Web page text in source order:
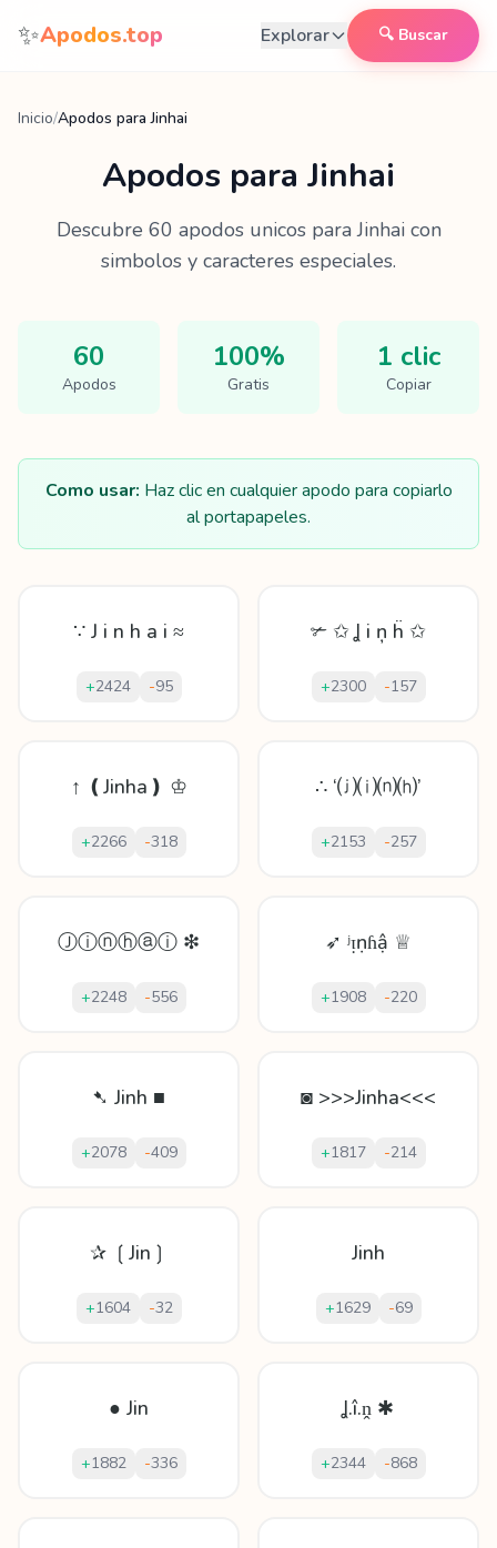
Saltar al contenido
✨Apodos.top Explorar 🔍 Buscar
Inicio/Apodos para Jinhai
Apodos para Jinhai
Descubre 60 apodos unicos paraJinhaicon
simbolos y caracteres especiales.
60
Apodos
100%
Gratis
1 clic
Copiar
Como usar: Haz clic en cualquier apodo para copiarlo
al portapapeles.
∵ J i n h a i ≈
+2424 -95
✃ ✩ Ʝ і ņ ḧ ✩
+2300 -157
↑ ❪Jinha❫ ♔
+2266 -318
∴ ‘⒥⒤⒩⒣’
+2153 -257
Ⓙⓘⓝⓗⓐⓘ ❇
+2248 -556
➶ ʲᴉṇɦậ ♕
+1908 -220
➷ Jinh ■
+2078 -409
◙ >>>Jinha<<<
+1817 -214
✰ ❲Jin❳
+1604 -32
Jinh
+1629 -69
● Jin
+1882 -336
Ʝ.î.ṋ ✱
+2344 -868